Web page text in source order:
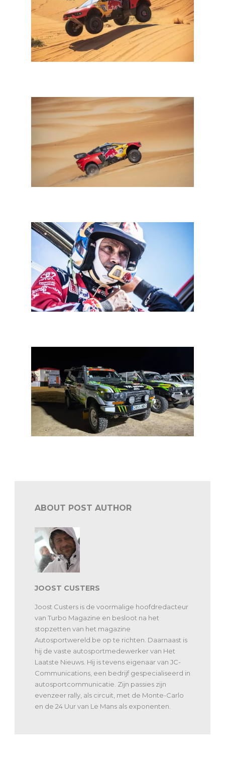
ABOUT POST AUTHOR
JOOST CUSTERS
Joost Custers is de voormalige hoofdredacteur
van Turbo Magazine en besloot na het
stopzetten van het magazine
Autosportwereld.be op te richten. Daarnaast is
hij de vaste autosportmedewerker van Het
Laatste Nieuws. Hij is tevens eigenaar van JC-
Communications, een bedrijf gespecialiseerd in
autosportcommunicatie. Zijn passies zijn
evenzeer rally, als circuit, met de Monte-Carlo
en de 24 Uur van Le Mans als exponenten.